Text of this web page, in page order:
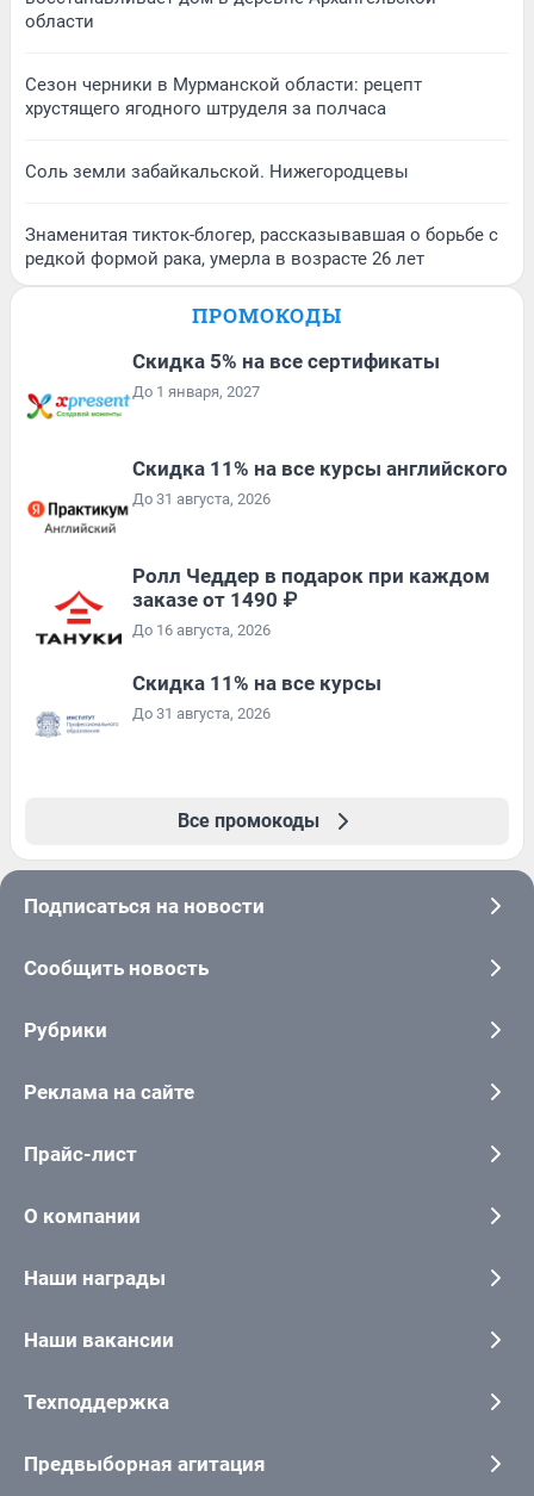
области
Сезон черники в Мурманской области: рецепт
хрустящего ягодного штруделя за полчаса
Соль земли забайкальской. Нижегородцевы
Знаменитая тикток-блогер, рассказывавшая о борьбе с
редкой формой рака, умерла в возрасте 26 лет
ПРОМОКОДЫ
Скидка 5% на все сертификаты
До 1 января, 2027
Скидка 11% на все курсы английского
До 31 августа, 2026
Ролл Чеддер в подарок при каждом
заказе от 1490 ₽
До 16 августа, 2026
Скидка 11% на все курсы
До 31 августа, 2026
Все промокоды
Подписаться на новости
Сообщить новость
Рубрики
Реклама на сайте
Прайс-лист
О компании
Наши награды
Наши вакансии
Техподдержка
Предвыборная агитация